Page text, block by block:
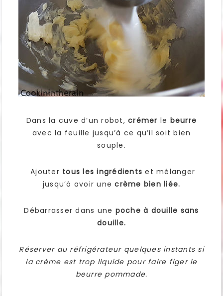
Dans la cuve d’un robot, crémer le beurre
avec la feuille jusqu’à ce qu’il soit bien
souple.
Ajouter tous les ingrédients et mélanger
jusqu’à avoir unecrème bien liée.
Débarrasser dans une poche à douille sans
douille.
Réserver au réfrigérateur quelques instants si
la crème est trop liquide pour faire figer le
beurre pommade.